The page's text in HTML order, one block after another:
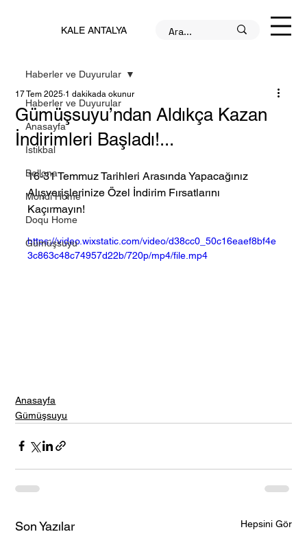
KALE ANTALYA
Haberler ve Duyurular
Anasayfa
İstikbal
Bellona
Mondi Home
Doqu Home
Gümüşsuyu
Haberler ve Duyurular
Gümüşsuyu’ndan Aldıkça Kazan
İndirimleri Başladı!...
17 Tem 2025 1 dakikada okunur
16-31 Temmuz Tarihleri Arasında Yapacağınız
Alışverişlerinize Özel İndirim Fırsatlarını
Kaçırmayın!
https://video.wixstatic.com/video/d38cc0_50c16eaef8bf4e
3c863c48c74957d22b/720p/mp4/file.mp4
Anasayfa
Gümüşsuyu
Son Yazılar Hepsini Gör